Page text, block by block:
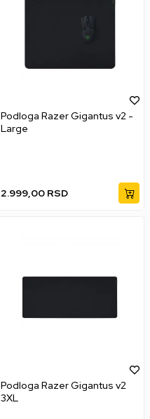
Podloga Razer Gigantus v2 -
Large
2.999,00 RSD
Podloga Razer Gigantus v2
3XL